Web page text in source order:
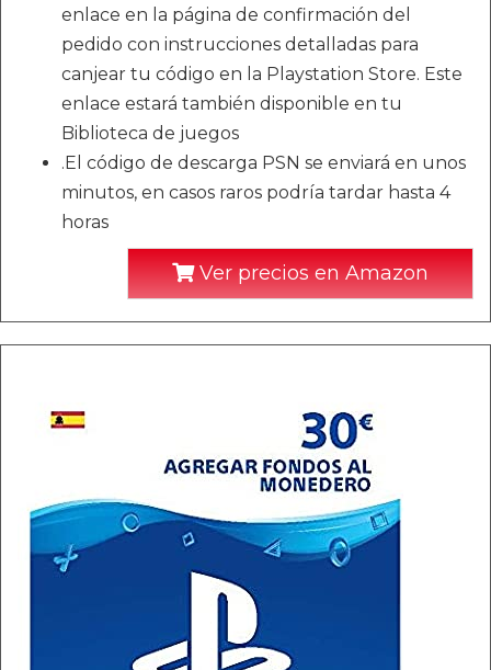
enlace en la página de confirmación del
pedido con instrucciones detalladas para
canjear tu código en la Playstation Store. Este
enlace estará también disponible en tu
Biblioteca de juegos
.El código de descarga PSN se enviará en unos
minutos, en casos raros podría tardar hasta 4
horas
Ver precios en Amazon